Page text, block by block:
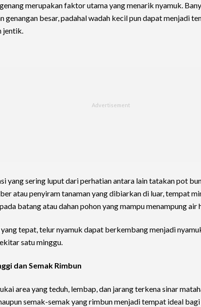
merupakan faktor utama yang menarik nyamuk.
genangan besar, padahal wadah kecil pun dapat menjadi
jentik.
yang sering luput dari perhatian antara lain tatakan pot
atau penyiram tanaman yang dibiarkan di luar, tempat
batang atau dahan pohon yang mampu menampung air
tepat, telur nyamuk dapat berkembang menjadi
satu minggu.
dan Semak Rimbun
area yang teduh, lembap, dan jarang terkena sinar
semak-semak yang rimbun menjadi tempat ideal